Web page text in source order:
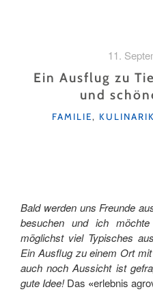
11.
Ein Ausflug zu
und
KATEGORIEN
FAMILIE, KULINARIK
Bald werden uns Freunde
besuchen und ich
möglichst viel Typisches
Ein Ausflug zu einem Ort
auch noch Aussicht ist
gute Idee!Das «erlebnis